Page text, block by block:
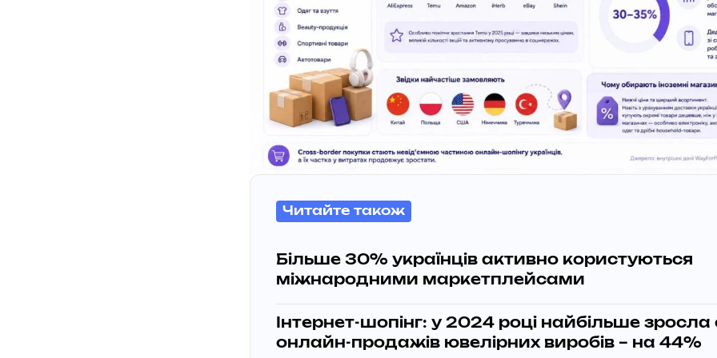
Читайте також
Більше 30% українців активно користуються
міжнародними маркетплейсами
Інтернет-шопінг: у 2024 році найбільше
онлайн-продажів ювелірних виробів – на 44%